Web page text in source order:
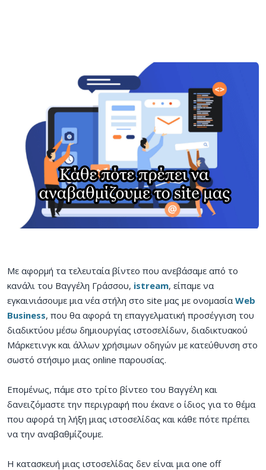
Με αφορμή τα τελευταία βίντεο που ανεβάσαμε από το
κανάλι του Βαγγέλη Γράσσου, istream, είπαμε να
εγκαινιάσουμε μια νέα στήλη στο site μας με ονομασία Web
Business, που θα αφορά τη επαγγελματική προσέγγιση του
διαδικτύου μέσω δημιουργίας ιστοσελίδων, διαδικτυακού
Μάρκετινγκ και άλλων χρήσιμων οδηγών με κατεύθυνση στο
σωστό στήσιμο μιας online παρουσίας.
Επομένως, πάμε στο τρίτο βίντεο του Βαγγέλη και
δανειζόμαστε την περιγραφή που έκανε ο ίδιος για το θέμα
που αφορά τη λήξη μιας ιστοσελίδας και κάθε πότε πρέπει
να την αναβαθμίζουμε.
Η κατασκευή μιας ιστοσελίδας δεν είναι μια one off